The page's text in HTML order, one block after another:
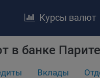
Курсы валют
в банке
Вклады